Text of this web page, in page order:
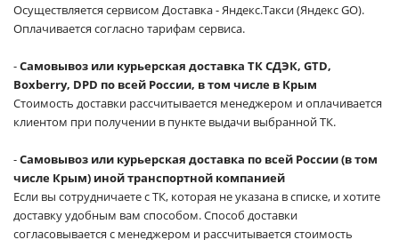
Осуществляется сервисом Доставка - Яндекс.Такси (Яндекс GO).
Оплачивается согласно тарифам сервиса.
-Самовывоз или курьерская доставка ТК СДЭК, GTD,
Boxberry, DPD по всей России, в том числе в Крым
Стоимость доставки рассчитывается менеджером и оплачивается
клиентом при получении в пункте выдачи выбранной ТК.
-Самовывоз или курьерская доставка по всей России (в том
числе Крым) иной транспортной компанией
Если вы сотрудничаете с ТК, которая не указана в списке, и хотите
доставку удобным вам способом. Способ доставки
согласовывается с менеджером и рассчитывается стоимость